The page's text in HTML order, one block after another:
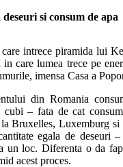
si consum de apa
intrece piramida lui
care lumea trece pe
imensa Casa a
din Romania
cubi – fata de cat
Bruxelles, Luxemburg si
egala de deseuri
un loc. Diferenta o da
acest proces.